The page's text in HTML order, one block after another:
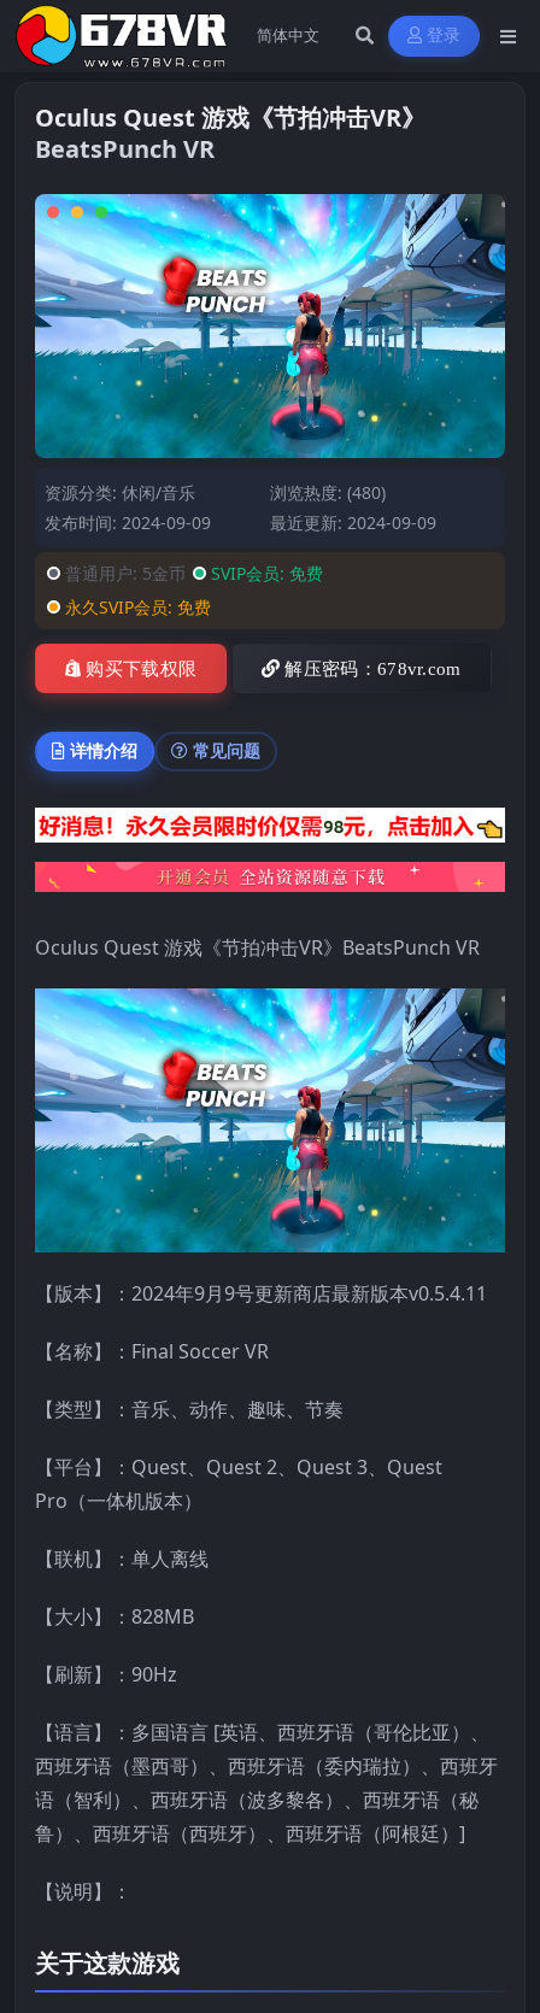
登录
Oculus Quest 游戏《节拍冲击VR》
BeatsPunch VR
资源分类: 休闲/音乐
浏览热度: (480)
发布时间: 2024-09-09
最近更新: 2024-09-09
普通用户: 5金币 SVIP会员: 免费
永久SVIP会员: 免费
购买下载权限 解压密码：678vr.com
详情介绍 常见问题
Oculus Quest 游戏《节拍冲击VR》BeatsPunch VR
【版本】：2024年9月9号更新商店最新版本v0.5.4.11
【名称】：Final Soccer VR
【类型】：音乐、动作、趣味、节奏
【平台】：Quest、Quest 2、Quest 3、Quest
Pro（一体机版本）
【联机】：单人离线
【大小】：828MB
【刷新】：90Hz
【语言】：多国语言 [英语、西班牙语（哥伦比亚）、
西班牙语（墨西哥）、西班牙语（委内瑞拉）、西班牙
语（智利）、西班牙语（波多黎各）、西班牙语（秘
鲁）、西班牙语（西班牙）、西班牙语（阿根廷）]
【说明】：
关于这款游戏